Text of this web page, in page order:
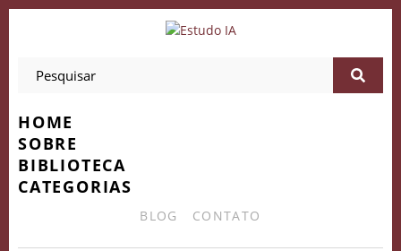
HOME
SOBRE
BIBLIOTECA
CATEGORIAS
BLOG CONTATO